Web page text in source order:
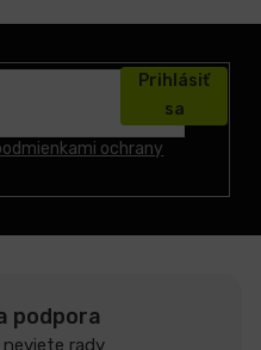
ochrany
Prihlásiť
sa
podpora
rady